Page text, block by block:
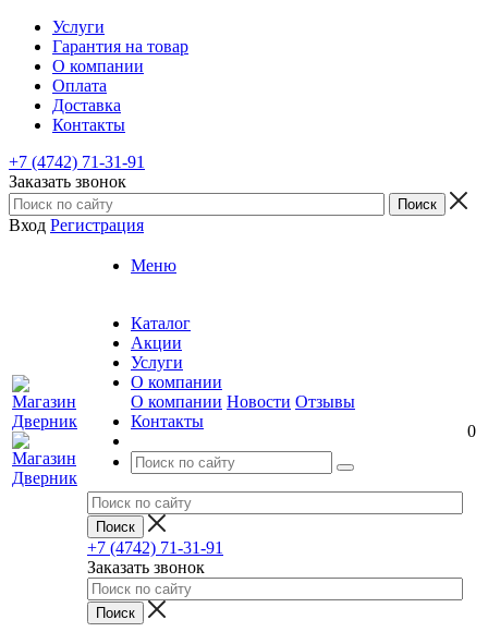
Услуги
Гарантия на товар
О компании
Оплата
Доставка
Контакты
+7 (4742) 71-31-91
Заказать звонок
Вход Регистрация
Меню
Каталог
Акции
Услуги
О компании
О компании Новости Отзывы
Контакты
+7 (4742) 71-31-91
Заказать звонок
0